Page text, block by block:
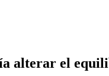
alterar el